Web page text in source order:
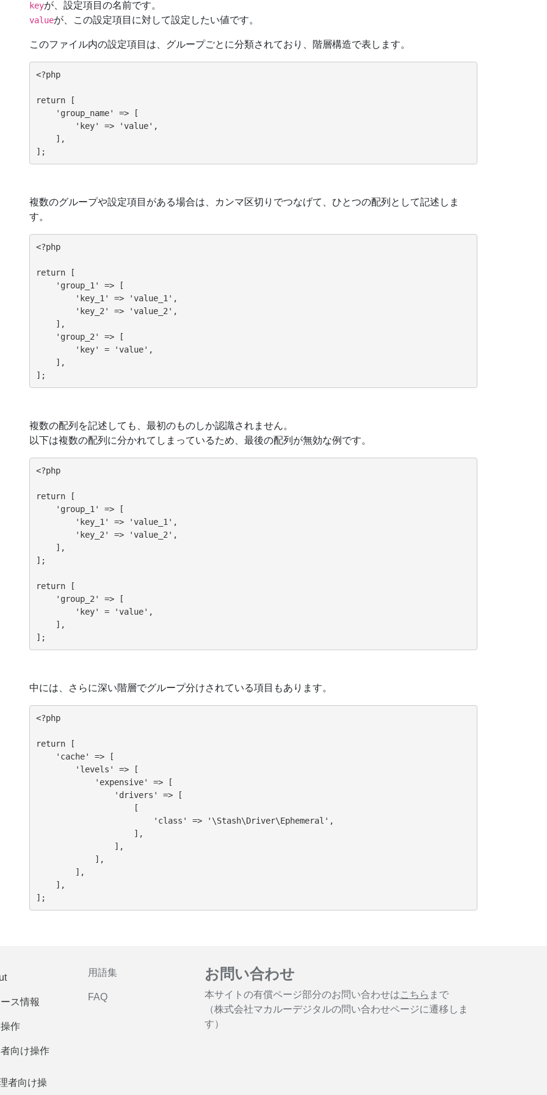
keyが、設定項目の名前です。
valueが、この設定項目に対して設定したい値です。
このファイル内の設定項目は、グループごとに分類されており、階層構造で表します。
<?php
return [
    'group_name' => [
        'key' => 'value',
    ],
複数のグループや設定項目がある場合は、カンマ区切りでつなげて、ひとつの配列として記述しま
す。
<?php
return [
    'group_1' => [
        'key_1' => 'value_1',
        'key_2' => 'value_2',
    ],
    'group_2' => [
        'key' = 'value',
    ],
複数の配列を記述しても、最初のものしか認識されません。
以下は複数の配列に分かれてしまっているため、最後の配列が無効な例です。
<?php
return [
    'group_1' => [
        'key_1' => 'value_1',
        'key_2' => 'value_2',
    ],
];
return [
    'group_2' => [
        'key' = 'value',
    ],
中には、さらに深い階層でグループ分けされている項目もあります。
<?php
return [
    'cache' => [
        'levels' => [
            'expensive' => [
                'drivers' => [
                    [
                        'class' => '\Stash\Driver\Ephemeral',
                    ],
                ],
            ],
        ],
    ],
ス情報
作
向け操作
者向け操
用語集
FAQ
お問い合わせ
本サイトの有償ページ部分のお問い合わせはこちら まで
（株式会社マカルーデジタルの問い合わせページに遷移しま
す）